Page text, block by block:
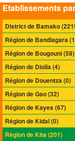
Etablissements
District de Bamako
Région de Bandiagara
Région de Bougouni (58)
Région de Dioïla (4)
Région de Douentza (0)
Région de Gao (32)
Région de Kayes (67)
Région de Kidal (0)
Région de Kita (201)